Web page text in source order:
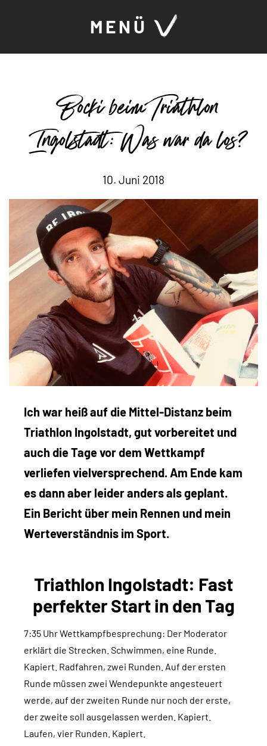
MENÜ
Bocki beim Triathlon
Ingolstadt: Was war da los?
10. Juni 2018
Ich war heiß auf die Mittel-Distanz beim
Triathlon Ingolstadt, gut vorbereitet und
auch die Tage vor dem Wettkampf
verliefen vielversprechend. Am Ende kam
es dann aber leider anders als geplant.
Ein Bericht über mein Rennen und mein
Werteverständnis im Sport.
Triathlon Ingolstadt: Fast
perfekter Start in den Tag
7:35 Uhr Wettkampfbesprechung: Der Moderator
erklärt die Strecken. Schwimmen, eine Runde.
Kapiert. Radfahren, zwei Runden. Auf der ersten
Runde müssen zwei Wendepunkte angesteuert
werde, auf der zweiten Runde nur noch der erste,
der zweite soll ausgelassen werden. Kapiert.
Laufen, vier Runden. Kapiert.